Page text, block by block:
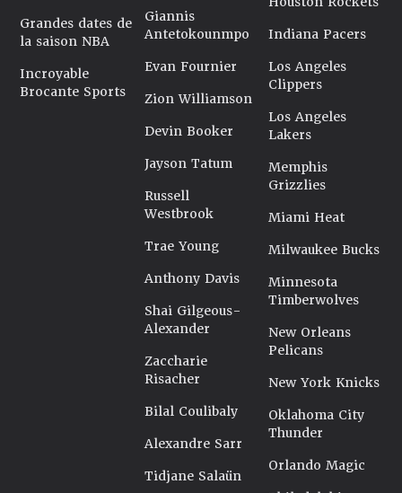
Grandes dates de
la saison NBA
Incroyable
Brocante Sports
Giannis
Antetokounmpo
Evan Fournier
Zion Williamson
Devin Booker
Jayson Tatum
Russell
Westbrook
Trae Young
Anthony Davis
Shai Gilgeous-
Alexander
Zaccharie
Risacher
Bilal Coulibaly
Alexandre Sarr
Tidjane Salaün
Indiana Pacers
Los Angeles
Clippers
Los Angeles
Lakers
Memphis
Grizzlies
Miami Heat
Milwaukee Bucks
Minnesota
Timberwolves
New Orleans
Pelicans
New York Knicks
Oklahoma City
Thunder
Orlando Magic